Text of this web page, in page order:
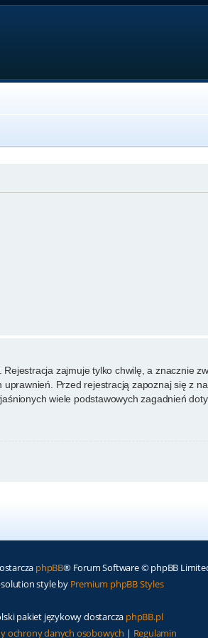
zajmuje tylko chwilę, a znacznie
Przed rejestracją zapoznaj się z
wiele podstawowych zagadnień
phpBB® Forum Software © phpBB
style by Premium phpBB Styles
pakiet językowy dostarcza phpBB.pl
ochrony danych osobowych | Regulamin